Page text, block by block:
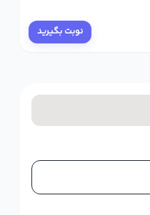
نوبت بگیرید